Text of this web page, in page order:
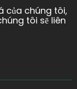
của chúng tôi,
tôi sẽ liên